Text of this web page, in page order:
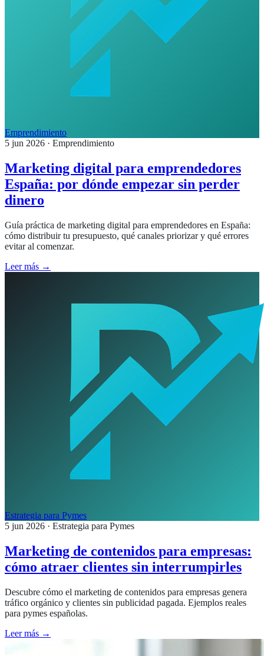
Emprendimiento
5 jun 2026 · Emprendimiento
Marketing digital para emprendedores
España: por dónde empezar sin perder
dinero
Guía práctica de marketing digital para emprendedores en España:
cómo distribuir tu presupuesto, qué canales priorizar y qué errores
evitar al comenzar.
Leer más →
Estrategia para Pymes
5 jun 2026 · Estrategia para Pymes
Marketing de contenidos para empresas:
cómo atraer clientes sin interrumpirles
Descubre cómo el marketing de contenidos para empresas genera
tráfico orgánico y clientes sin publicidad pagada. Ejemplos reales
para pymes españolas.
Leer más →